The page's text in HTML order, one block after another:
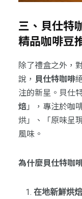
三、貝仕特
精品咖啡豆
除了禮盒之外，
說， 貝仕特咖啡
注的新星。貝仕
焙」，專注於咖
烘」、「原味呈
風味。
為什麼貝仕特咖
在地新鮮烘焙